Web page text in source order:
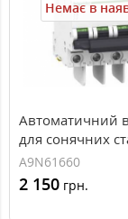
Немає в
Автоматичний
для сонячних
C60PV-DC, 25A
A9N61660
2 150 грн.